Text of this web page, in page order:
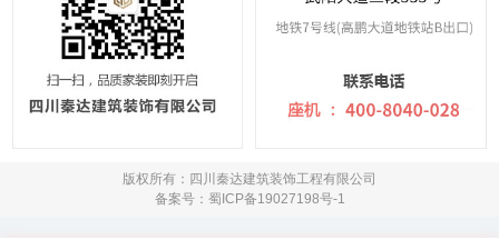
版权所有：四川秦达建筑装饰工程有限公司
备案号：蜀ICP备19027198号-1